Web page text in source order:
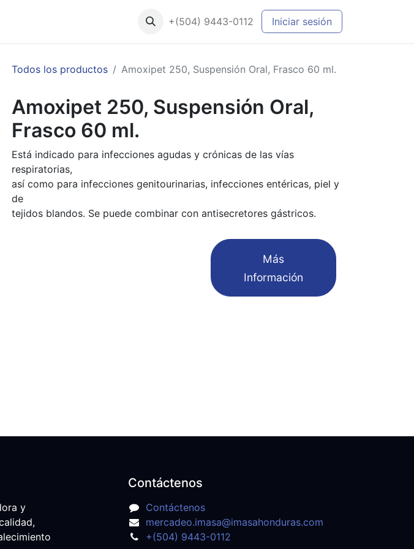
+(504) 9443-0112 Iniciar sesión
Todos los productos Amoxipet 250, Suspensión Oral, Frasco 60 ml.
Amoxipet 250, Suspensión Oral,
Frasco 60 ml.
Está indicado para infecciones agudas y crónicas de las vías
respiratorias,
así como para infecciones genitourinarias, infecciones entéricas, piel y
de
tejidos blandos. Se puede combinar con antisecretores gástricos.
​Más
Información
y
Contáctenos
Contáctenos
mercadeo.imasa@imasahonduras.com
+(504) 9443-0112